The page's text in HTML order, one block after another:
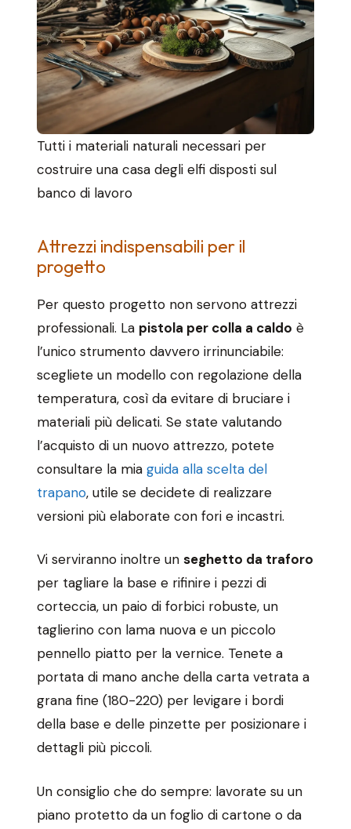
Tutti i materiali naturali necessari per
costruire una casa degli elfi disposti sul
banco di lavoro
Attrezzi indispensabili per il
progetto
Per questo progetto non servono attrezzi
professionali. La pistola per colla a caldo è
l’unico strumento davvero irrinunciabile:
scegliete un modello con regolazione della
temperatura, così da evitare di bruciare i
materiali più delicati. Se state valutando
l’acquisto di un nuovo attrezzo, potete
consultare la mia guida alla scelta del
trapano, utile se decidete di realizzare
versioni più elaborate con fori e incastri.
Vi serviranno inoltre un seghetto da traforo
per tagliare la base e rifinire i pezzi di
corteccia, un paio di forbici robuste, un
taglierino con lama nuova e un piccolo
pennello piatto per la vernice. Tenete a
portata di mano anche della carta vetrata a
grana fine (180-220) per levigare i bordi
della base e delle pinzette per posizionare i
dettagli più piccoli.
Un consiglio che do sempre: lavorate su un
piano protetto da un foglio di cartone o da